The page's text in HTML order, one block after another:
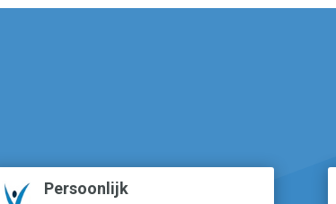
Persoonlijk